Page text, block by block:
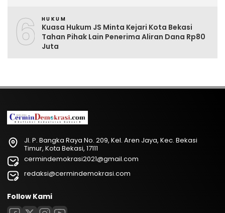
6 HUKUM
Kuasa Hukum JS Minta Kejari Kota Bekasi
Tahan Pihak Lain Penerima Aliran Dana Rp80
Juta
Jl. P. Bangka Raya No. 209, Kel. Aren Jaya, Kec. Bekasi
Timur, Kota Bekasi, 17111
cermindemokrasi2021@gmail.com
redaksi@cermindemokrasi.com
Follow Kami